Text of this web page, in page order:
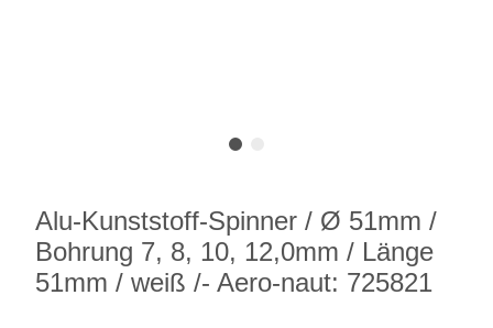
Alu-Kunststoff-Spinner / Ø 51mm /
Bohrung 7, 8, 10, 12,0mm / Länge
51mm / weiß /- Aero-naut: 725821